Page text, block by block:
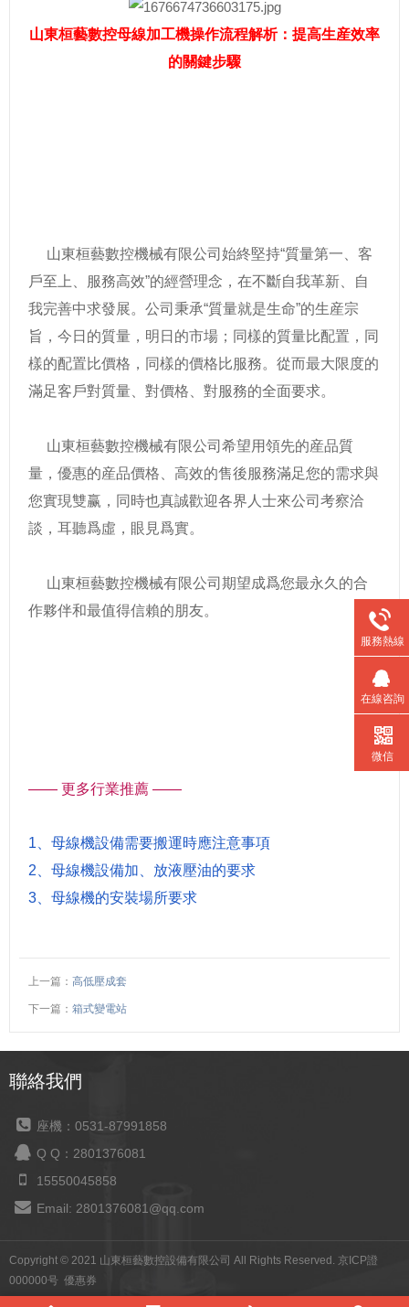
山東桓藝數控母線加工機操作流程解析：提高生産效率
的關鍵步驟
山東桓藝數控機械有限公司始終堅持“質量第一、客
戶至上、服務高效”的經營理念，在不斷自我革新、自
我完善中求發展。公司秉承“質量就是生命”的生産宗
旨，今日的質量，明日的市場；同樣的質量比配置，同
樣的配置比價格，同樣的價格比服務。從而最大限度的
滿足客戶對質量、對價格、對服務的全面要求。
山東桓藝數控機械有限公司希望用領先的産品質
量，優惠的産品價格、高效的售後服務滿足您的需求與
您實現雙赢，同時也真誠歡迎各界人士來公司考察洽
談，耳聽爲虛，眼見爲實。
山東桓藝數控機械有限公司期望成爲您最永久的合
作夥伴和最值得信賴的朋友。
河南母線加工機、河南三合一母線加工機、鄭州母線加工機、鄭州三合一母線加工機、
廣東剪斷機、廣西組合式母線加工機、福建數控銅排加工機、杭州壓花模具、黑龍江立
彎模具、吉林平彎模具、遼甯倒角模具、天津沖孔模具、山西高速數控母線沖剪機、陝
—— 更多行業推薦 ——
1、母線機設備需要搬運時應注意事項
2、母線機設備加、放液壓油的要求
3、母線機的安裝場所要求
上一篇： 高低壓成套
下一篇： 箱式變電站
聯絡我們
座機：0531-87991858
Q Q：2801376081
15550045858
Email: 2801376081@qq.com
Copyright © 2021 山東桓藝數控設備有限公司 All Rights Reserved. 京ICP證
000000号 優惠券
服務熱線
在線咨詢
微信